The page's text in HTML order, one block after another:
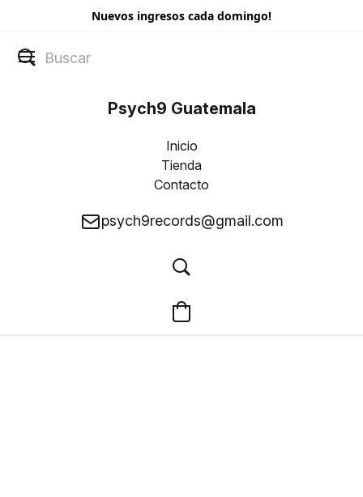
Nuevos ingresos cada domingo!
Psych9 Guatemala
Inicio
Tienda
Contacto
psych9records@gmail.com